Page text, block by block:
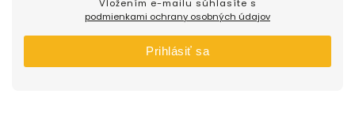
podmienkami ochrany osobných údajov
Prihlásiť sa